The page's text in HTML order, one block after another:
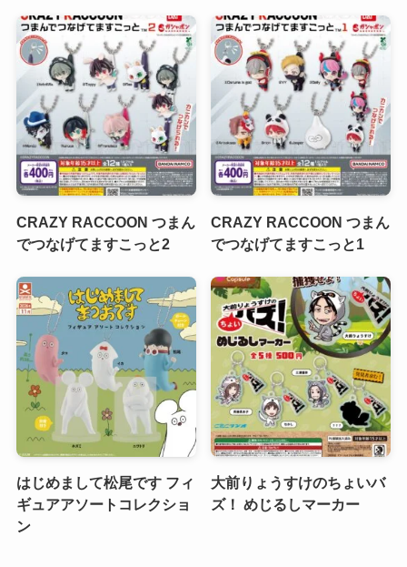
CRAZY RACCOON つまん
でつなげてますこっと2
CRAZY RACCOON つまん
でつなげてますこっと1
はじめまして松尾です フィ
ギュアアソートコレクショ
ン
大前りょうすけのちょいバ
ズ！ めじるしマーカー